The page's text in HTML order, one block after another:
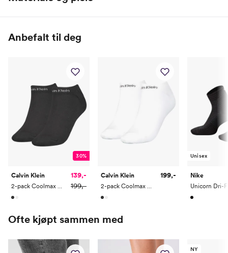
Anbefalt til deg
30%
Calvin Klein
2-pack Coolmax Gripper Ped woman
139,-
199,-
Calvin Klein
2-pack Coolmax Gripper Ped woman
199,-
Unisex
Nike
Ofte kjøpt sammen med
NY